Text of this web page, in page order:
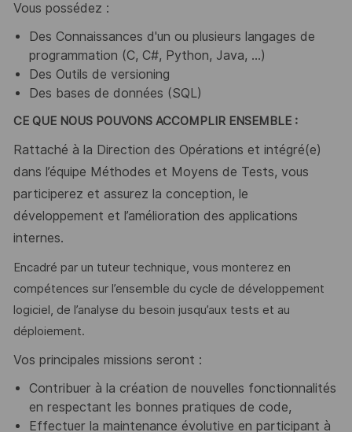
Vous possédez :
Des Connaissances d'un ou plusieurs langages de
programmation (C, C#, Python, Java, ...)
Des Outils de versioning
Des bases de données (SQL)
CE QUE NOUS POUVONS ACCOMPLIR ENSEMBLE :
Rattaché à la Direction des Opérations et intégré(e)
dans l’équipe Méthodes et Moyens de Tests, vous
participerez et assurez la conception, le
développement et l’amélioration des applications
internes.
Encadré par un tuteur technique, vous monterez en
compétences sur l’ensemble du cycle de développement
logiciel, de l’analyse du besoin jusqu’aux tests et au
déploiement.
Vos principales missions seront :
Contribuer à la création de nouvelles fonctionnalités
en respectant les bonnes pratiques de code,
Effectuer la maintenance évolutive en participant à